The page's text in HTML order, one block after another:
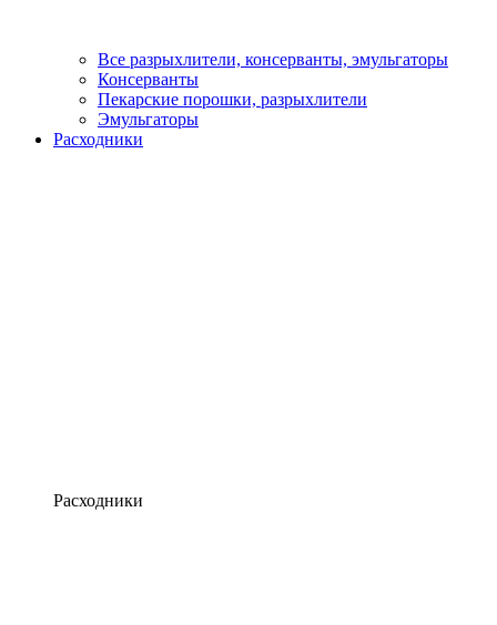
Все разрыхлители, консерванты, эмульгаторы
Консерванты
Пекарские порошки, разрыхлители
Эмульгаторы
Расходники
Расходники